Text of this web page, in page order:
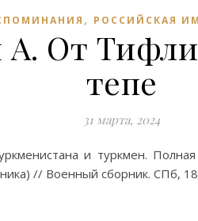
, РОССИЙСКАЯ
А. От
тепе
31 марта, 2024
и туркмен.
// Военный сборник. СПб,